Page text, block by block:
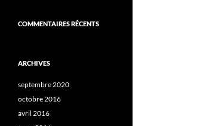
COMMENTAIRES RÉCENTS
ARCHIVES
septembre 2020
octobre 2016
avril 2016